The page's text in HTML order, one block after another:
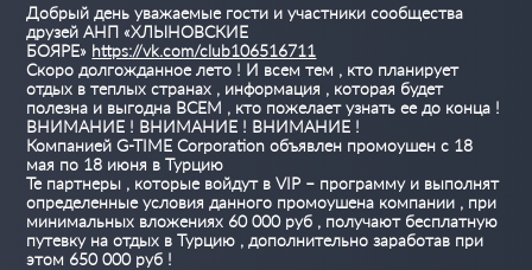
Добрый день уважаемые гости и участники сообщества
друзей АНП «ХЛЫНОВСКИЕ
БОЯРЕ» https://vk.com/club106516711
Скоро долгожданное лето ! И всем тем , кто планирует
отдых в теплых странах , информация , которая будет
полезна и выгодна ВСЕМ , кто пожелает узнать ее до конца !
ВНИМАНИЕ ! ВНИМАНИЕ ! ВНИМАНИЕ !
Компанией G-TIME Corporation объявлен промоушен с 18
мая по 18 июня в Турцию
Те партнеры , которые войдут в VIP – программу и выполнят
определенные условия данного промоушена компании , при
минимальных вложениях 60 000 руб , получают бесплатную
путевку на отдых в Турцию , дополнительно заработав при
этом 650 000 руб !